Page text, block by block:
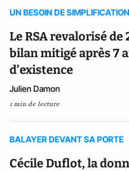
UN BESOIN DE SIMPLIFICATION
Le RSA revalorisé de
bilan mitigé après 7
d’existence
Julien Damon
1 min de lecture
BALAYER DEVANT SA PORTE
Cécile Duflot, la